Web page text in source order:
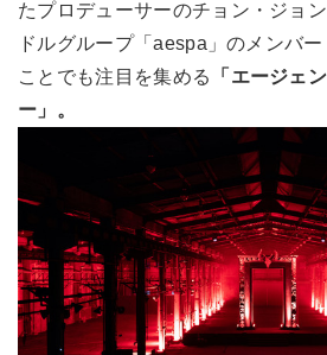
たプロデューサーのチョン・ジョ
ドルグループ「aespa」のメンバ
ことでも注目を集める
「エージェ
ー」。